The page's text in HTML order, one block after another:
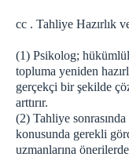
cc . Tahliye Hazırlık
(1) Psikolog;
topluma yeniden
gerçekçi bir şekilde
arttırır.
(2) Tahliye
konusunda gerekli
uzmanlarına